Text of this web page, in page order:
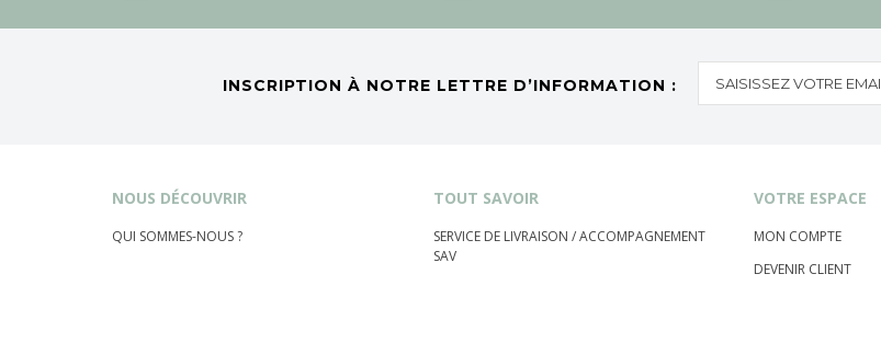
INSCRIPTION À NOTRE LETTRE D’INFORMATION :
NOUS DÉCOUVRIR
QUI SOMMES-NOUS ?
TOUT SAVOIR
SERVICE DE LIVRAISON / ACCOMPAGNEMENT
SAV
VOTRE ESPACE
MON COMPTE
DEVENIR CLIENT